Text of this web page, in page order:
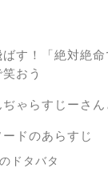
す！「絶対絶
おう
ゃらすじーさん
ドのあらすじ
ドタバタ